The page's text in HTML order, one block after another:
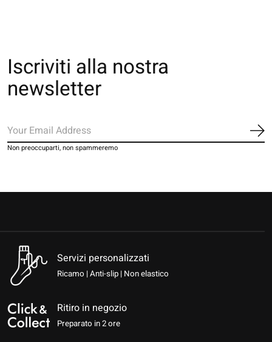
Iscriviti alla nostra
newsletter
Non preoccuparti, non spammeremo
Servizi personalizzati
Ricamo | Anti-slip | Non elastico
Ritiro in negozio
Preparato in 2 ore